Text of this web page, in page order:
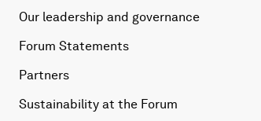
Our leadership and governance
Forum Statements
Partners
Sustainability at the Forum